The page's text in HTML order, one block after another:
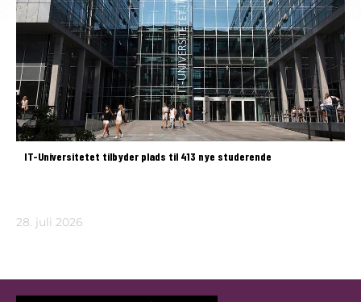
IT-Universitetet tilbyder plads til 413 nye studerende
28. juli 2026